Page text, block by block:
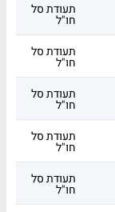
תעודת סל
חו"ל
תעודת סל
חו"ל
תעודת סל
חו"ל
תעודת סל
חו"ל
תעודת סל
חו"ל